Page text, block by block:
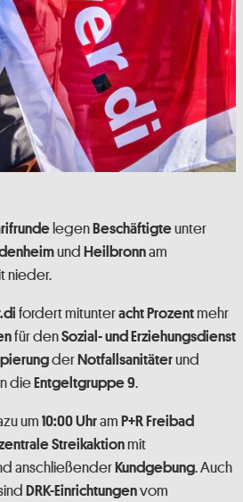
legenBeschäftigteunter
und Heilbronnam
nieder.
fordert mitunteracht Prozentmehr
für denSozial- und Erziehungsdienst
derNotfallsanitäterund
dieEntgeltgruppe 9.
um 10:00 Uhram P+R Freibad
Streikaktionmit
anschließenderKundgebung. Auch
DRK-Einrichtungenvom